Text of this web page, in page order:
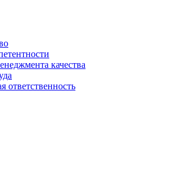
качества
ответственность